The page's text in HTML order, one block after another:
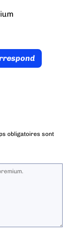
obligatoires sont